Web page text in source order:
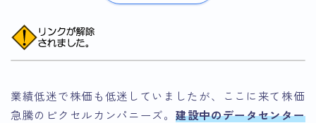
業績低迷で株価も低迷していましたが、ここに来て株価
急騰のピクセルカンパニーズ。 建設中のデータセンター